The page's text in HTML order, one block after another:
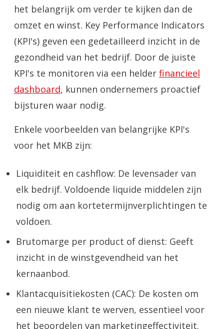
het belangrijk om verder te kijken dan de
omzet en winst. Key Performance Indicators
(KPI's) geven een gedetailleerd inzicht in de
gezondheid van het bedrijf. Door de juiste
KPI's te monitoren via een helder financieel
dashboard, kunnen ondernemers proactief
bijsturen waar nodig.
Enkele voorbeelden van belangrijke KPI's
voor het MKB zijn:
Liquiditeit en cashflow: De levensader van
elk bedrijf. Voldoende liquide middelen zijn
nodig om aan kortetermijnverplichtingen te
voldoen.
Brutomarge per product of dienst: Geeft
inzicht in de winstgevendheid van het
kernaanbod.
Klantacquisitiekosten (CAC): De kosten om
een nieuwe klant te werven, essentieel voor
het beoordelen van marketingeffectiviteit.